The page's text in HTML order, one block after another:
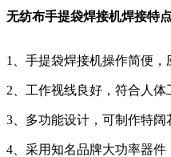
无纺布手提袋焊接机焊接特点
1、手提袋焊接机操作简便，
2、工作视线良好，符合人体
3、多功能设计，可制作特阔
4、采用知名品牌大功率器件